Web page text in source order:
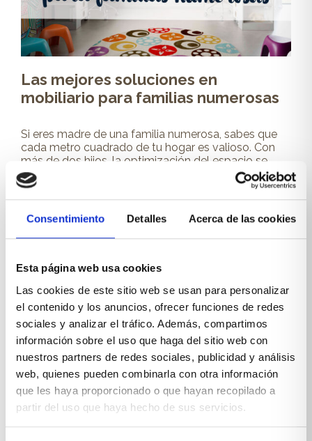
Consentimiento Detalles Acerca de las cookies
Esta página web usa cookies
Las cookies de este sitio web se usan para personalizar
el contenido y los anuncios, ofrecer funciones de redes
sociales y analizar el tráfico. Además, compartimos
información sobre el uso que haga del sitio web con
nuestros partners de redes sociales, publicidad y análisis
web, quienes pueden combinarla con otra información
que les haya proporcionado o que hayan recopilado a
partir del uso que haya hecho de sus servicios.
Las mejores soluciones en
mobiliario para familias numerosas
Si eres madre de una familia numerosa, sabes que
cada metro cuadrado de tu hogar es valioso. Con
más de dos hijos, la optimización del espacio se
convierte en una prioridad absoluta. ¡Y en Xikara...
Leer más
Los hits del año: resumen de